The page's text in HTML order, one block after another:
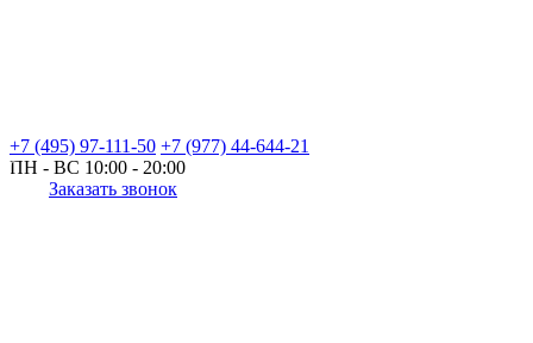
+7 (495) 97-111-50 +7 (977) 44-644-21
ПН - ВС 10:00 - 20:00
Заказать звонок